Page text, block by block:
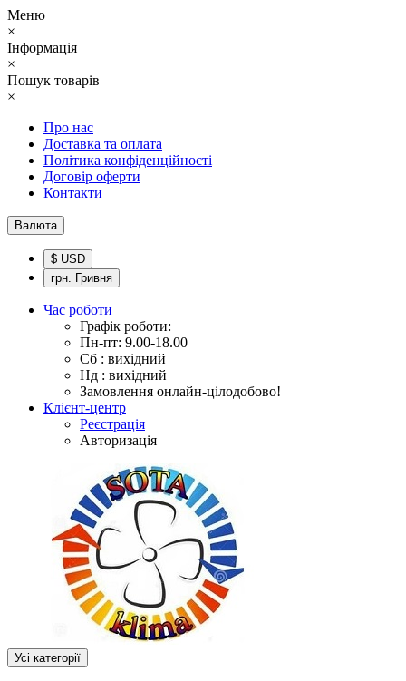
Меню
×
Інформація
×
Пошук товарів
×
Про нас
Доставка та оплата
Політика конфіденційності
Договір оферти
Контакти
Валюта
$ USD
грн. Гривня
Час роботи
Графік роботи:
Пн-пт: 9.00-18.00
Сб : вихідний
Нд : вихідний
Замовлення онлайн-цілодобово!
Клієнт-центр
Реєстрація
Авторизація
Усі категорії